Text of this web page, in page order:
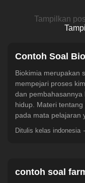
Tampilkan
Contoh Soal
Biokimia merupakan
mempejari proses
dan
hidup. Materi
pada mata pelajaran
Ditulis kelas indonesia
contoh soal